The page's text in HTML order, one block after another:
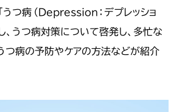
つ病（Depression：デプレッショ
、うつ病対策について啓発し、多忙な
つ病の予防やケアの方法などが紹介